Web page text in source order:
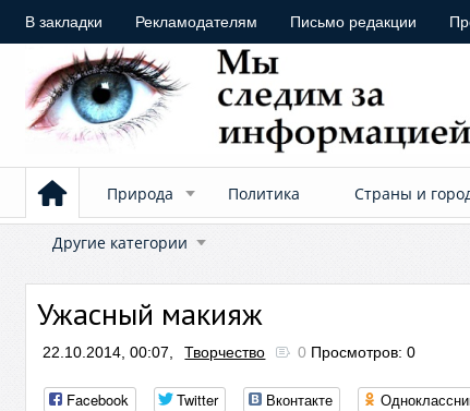
В закладки Рекламодателям Письмо редакции
Природа Политика Страны и
Другие категории
Ужасный макияж
22.10.2014, 00:07, Творчество 0 Просмотров: 0
Facebook Twitter Вконтакте